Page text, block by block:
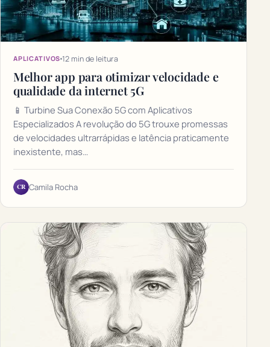
APLICATIVOS 12 min de leitura
Melhor app para otimizar velocidade e
qualidade da internet 5G
📱 Turbine Sua Conexão 5G com Aplicativos
Especializados A revolução do 5G trouxe promessas
de velocidades ultrarrápidas e latência praticamente
inexistente, mas…
CR Camila Rocha